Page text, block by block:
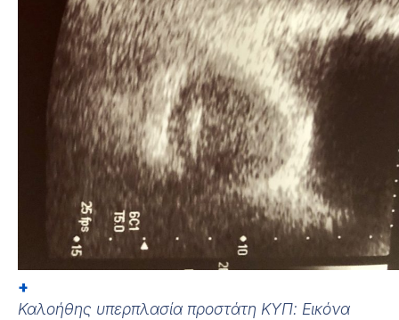
+
Καλοήθης υπερπλασία προστάτη ΚΥΠ: Εικόνα